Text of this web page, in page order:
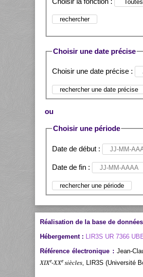
Choisir une date précise
Choisir une date précise :
ou
Choisir une période
Date de début :
Date de fin :
Réalisation de la base de
Hébergement : LIR3S UR 7366
Référence électronique : Jean-
XIXe-XXesiècles, LIR3S (Université